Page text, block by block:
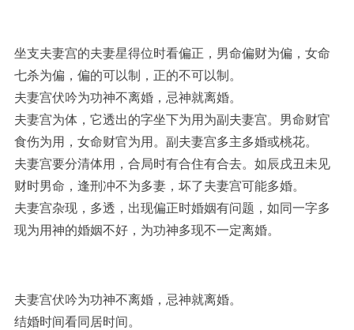
坐支夫妻宫的夫妻星得位时看偏正，男命偏财为偏，女命
七杀为偏，偏的可以制，正的不可以制。
夫妻宫伏吟为功神不离婚，忌神就离婚。
夫妻宫为体，它透出的字坐下为用为副夫妻宫。男命财官
食伤为用，女命财官为用。副夫妻宫多主多婚或桃花。
夫妻宫要分清体用，合局时有合住有合去。如辰戌丑未见
财时男命，逢刑冲不为多妻，坏了夫妻宫可能多婚。
夫妻宫杂现，多透，出现偏正时婚姻有问题，如同一字多
现为用神的婚姻不好，为功神多现不一定离婚。
夫妻宫伏吟为功神不离婚，忌神就离婚。
结婚时间看同居时间。